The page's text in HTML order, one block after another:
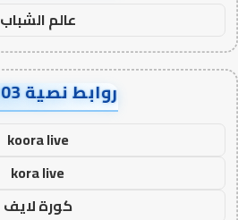
عالم الشباب
روابط نصية AA4203
koora live
kora live
كورة لايف